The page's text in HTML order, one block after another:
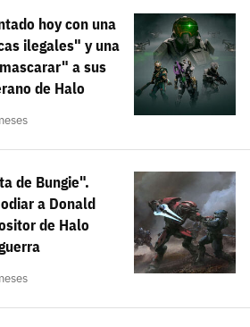
hoy con una
ilegales" y una
a sus
de Halo
de Bungie".
a Donald
de Halo